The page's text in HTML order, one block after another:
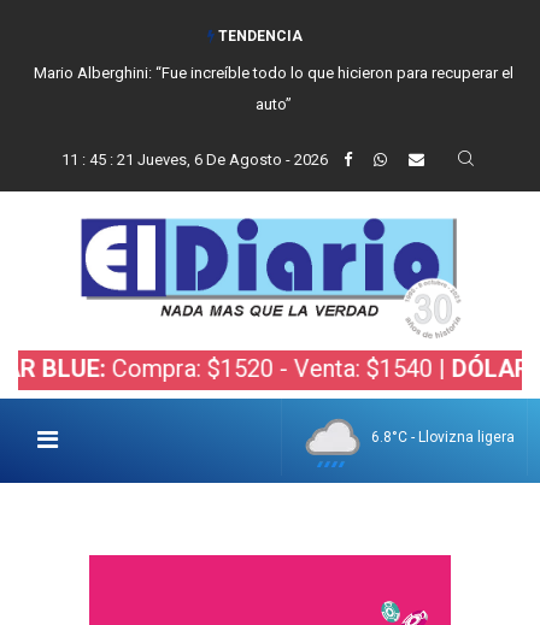
TENDENCIA
Mario Alberghini: “Fue increíble todo lo que hicieron para recuperar el
auto”
11 : 45: 22 Jueves, 6 De Agosto - 2026
Compra: $1520 - Venta: $1540 |DÓLAR
6.8°C - Llovizna ligera